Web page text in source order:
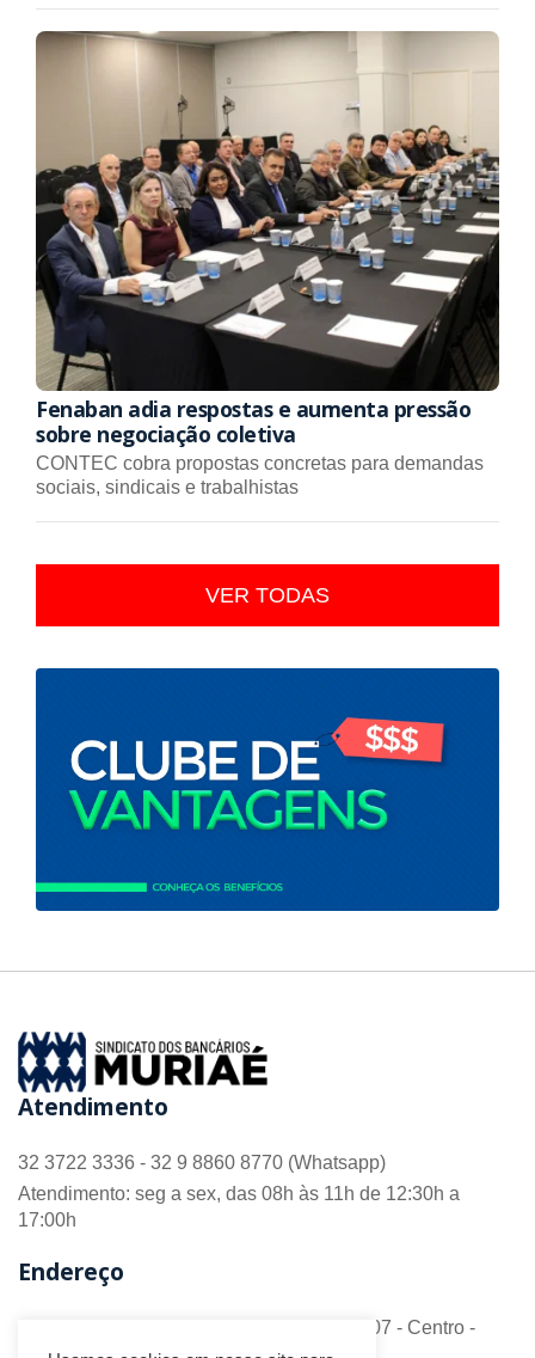
Fenaban adia respostas e aumenta pressão
sobre negociação coletiva
CONTEC cobra propostas concretas para demandas
sociais, sindicais e trabalhistas
VER TODAS
Atendimento
32 3722 3336 - 32 9 8860 8770 (Whatsapp)
Atendimento: seg a sex, das 08h às 11h de 12:30h a
17:00h
Endereço
R. Barão do Monte Alto nº 70 - Sala 306/307 - Centro -